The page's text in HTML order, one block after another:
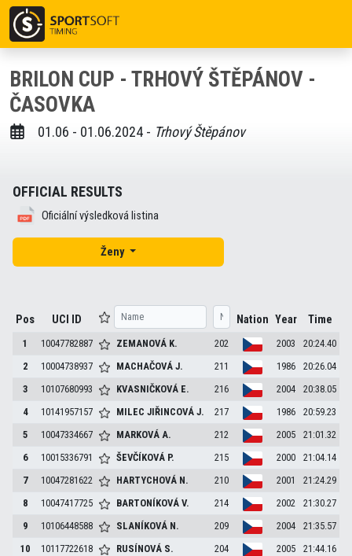
BRILON CUP - TRHOVÝ ŠTĚPÁNOV -
ČASOVKA
01.06 - 01.06.2024 - Trhový Štěpánov
OFFICIAL RESULTS
Oficiální výsledková listina
Ženy
Pos UCI ID Nation Year Time
1 10047782887 ZEMANOVÁ K. 202 2003
20:24.40
2
10004738937 MACHAČOVÁJ. 211 1986
20:26.04
3
10107680993 KVASNIČKOVÁ E. 216 2004
20:38.05
4
10141957157 MILEC JIŘINCOVÁJ. 217 1986
20:59.23
5
10047334667 MARKOVÁA. 212 2005
21:01.32
6
10015336791 ŠEVČÍKOVÁ P. 215 2000
21:04.14
7
10047281622 HARTYCHOVÁ N. 210 2001
21:24.29
8
10047417725 BARTONÍKOVÁV. 214 2002
21:30.27
9
10106448588 SLANÍKOVÁ N. 209 2004
21:35.57
10
10117722618 RUSÍNOVÁ S. 204 2005
21:44.16